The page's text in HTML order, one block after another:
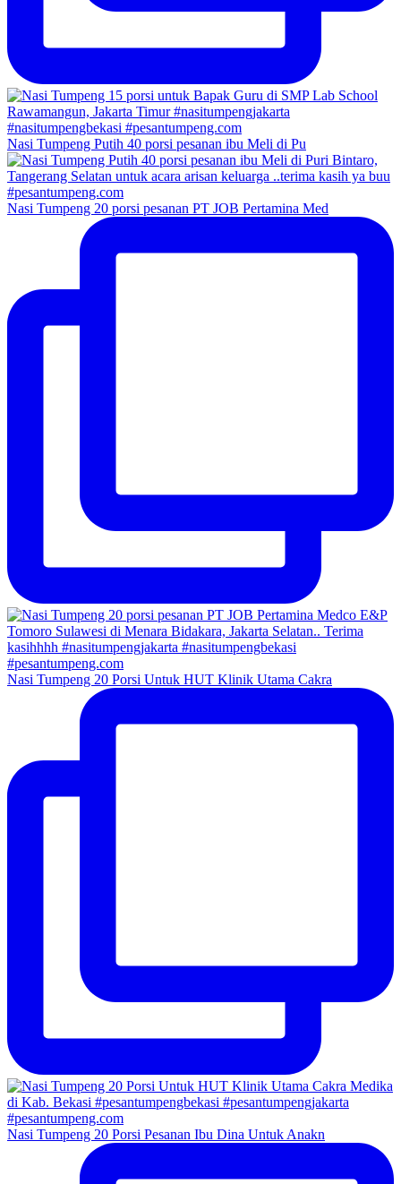
Nasi Tumpeng Putih 40 porsi pesanan ibu Meli di Pu
Nasi Tumpeng 20 porsi pesanan PT JOB Pertamina Med
Nasi Tumpeng 20 Porsi Untuk HUT Klinik Utama Cakra
Nasi Tumpeng 20 Porsi Pesanan Ibu Dina Untuk Anakn